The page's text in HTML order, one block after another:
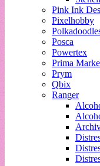
Pink Ink
Pixelhobby
Posca
Powertex
Prima
Prym
Qbix
Ranger